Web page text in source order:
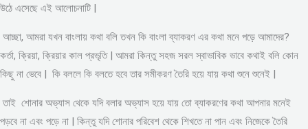
উঠে এসেছে এই আলোচনাটি |
আচ্ছা, আমরা যখন বাংলায় কথা বলি তখন কি বাংলা ব্যাকরণ এর কথা মনে পড়ে আমাদের?
কর্তা, ক্রিয়া, ক্রিয়ার কাল প্রভৃতি | আমরা কিন্তু সহজ সরল স্বাভাবিক ভাবে কথাই বলি কোন
কিছু না ভেবে | কি বললে কি বলতে হবে তার সমীকরণ তৈরি হয়ে যায় কথা শুনে শুনেই |
তাই শোনার অভ্যাস থেকে যদি বলার অভ্যাস হয়ে যায় তো ব্যাকরণের কথা আপনার মনেই
পড়বে না এবং পড়ে না | কিন্তু যদি শোনার পরিবেশ থেকে শিখতে না পান এবং নিজেকে তৈরি